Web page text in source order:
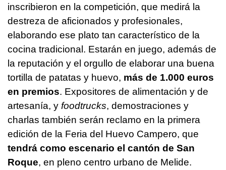
inscribieron en la competición, que medirá la
destreza de aficionados y profesionales,
elaborando ese plato tan característico de la
cocina tradicional. Estarán en juego, además de
la reputación y el orgullo de elaborar una buena
tortilla de patatas y huevo, más de 1.000 euros
en premios. Expositores de alimentación y de
artesanía, y foodtrucks, demostraciones y
charlas también serán reclamo en la primera
edición de la Feria del Huevo Campero, que
tendrá como escenario el cantón de San
Roque, en pleno centro urbano de Melide.